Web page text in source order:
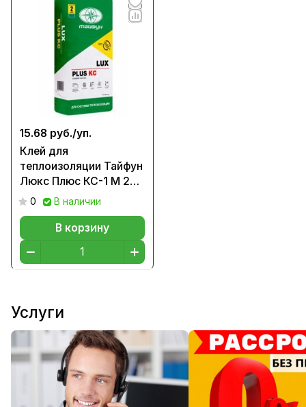
15.68 руб./уп.
Клей для
теплоизоляции Тайфун
Люкс Плюс КС-1 М 25
кг 0 В наличии
В корзину
Услуги